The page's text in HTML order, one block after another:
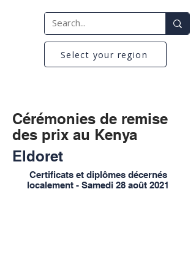
Select your region
Cérémonies de remise
des prix au Kenya
Eldoret
Certificats et diplômes décernés
localement - Samedi 28 août 2021